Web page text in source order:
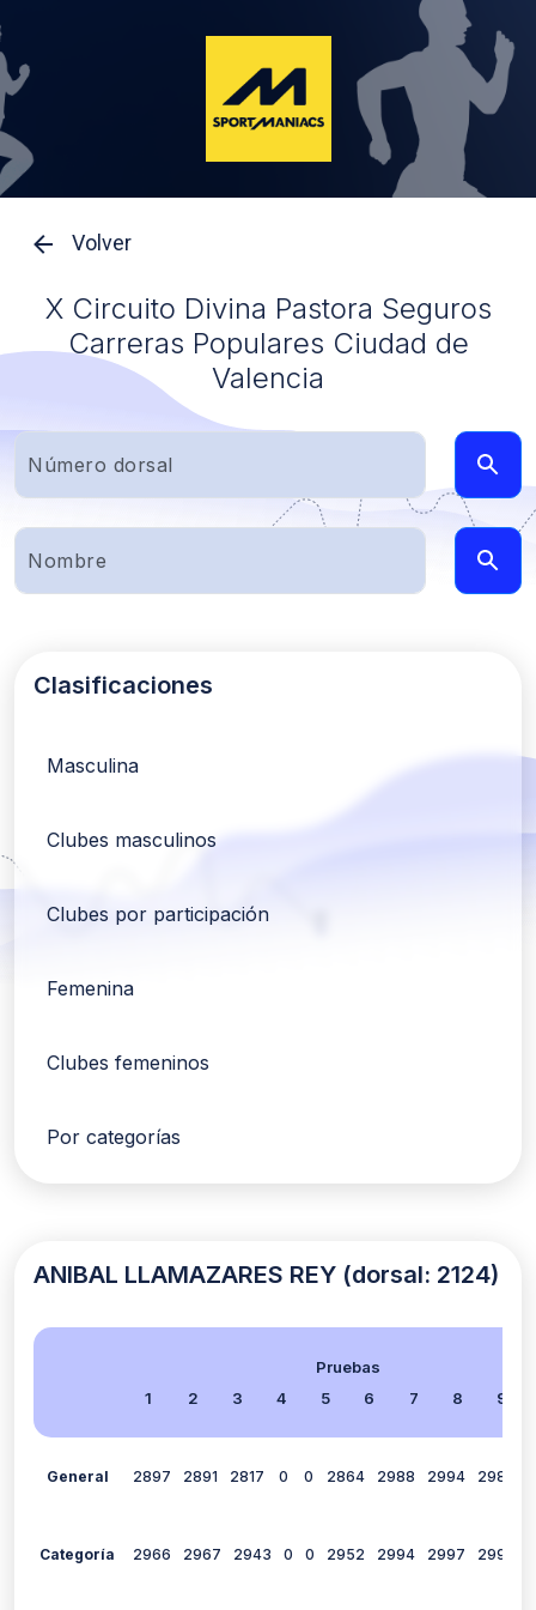
Volver
X Circuito Divina Pastora Seguros
Carreras Populares Ciudad de
Valencia
Clasificaciones
Masculina
Clubes masculinos
Clubes por participación
Femenina
Clubes femeninos
Por categorías
ANIBAL LLAMAZARES REY (dorsal: 2124)
Pruebas
1
2 3 4 5 6 7 8 9
General 2897 2891 2817 0 0 2864 2988 2994 2981
Categoría 2966 2967 2943 0 0 2952 2994 2997 2991